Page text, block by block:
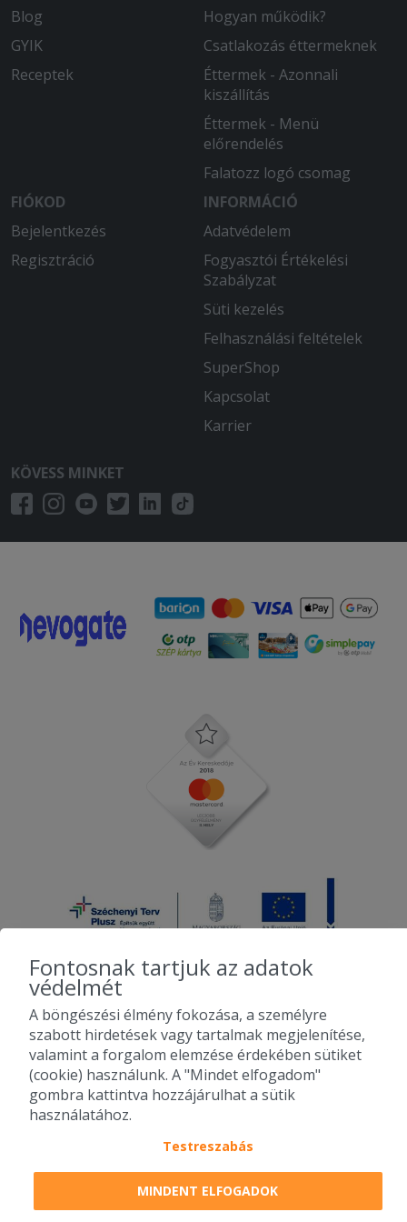
Blog
GYIK
Receptek
Hogyan működik?
Csatlakozás éttermeknek
Éttermek - Azonnali
kiszállítás
Éttermek - Menü
előrendelés
Falatozz logó csomag
FIÓKOD
Bejelentkezés
Regisztráció
INFORMÁCIÓ
Adatvédelem
Fogyasztói Értékelési
Szabályzat
Süti kezelés
Felhasználási feltételek
SuperShop
Kapcsolat
Karrier
KÖVESS MINKET
2010-2026 Copyright - Falatozz.hu - Diston-line Kft.
Pizza, gyros, hamburger, menük kedvező áron, egy helyen az összes
étterem ajánlata.
Fontosnak tartjuk az adatok
védelmét
A böngészési élmény fokozása, a személyre
szabott hirdetések vagy tartalmak megjelenítése,
valamint a forgalom elemzése érdekében sütiket
(cookie) használunk. A "Mindet elfogadom"
gombra kattintva hozzájárulhat a sütik
használatához.
Testreszabás
MINDENT ELFOGADOK